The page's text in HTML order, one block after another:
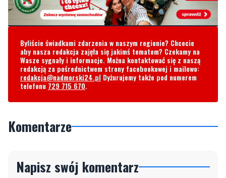
Byliście świadkami zdarzenia w naszym regionie? Chcecie
aby nasza redakcja zajęła się jakimś tematem? Czekamy na
Wasze sygnały i informacje. Można kontaktować się z naszą
redakcją za pośrednictwem strony facebookowej i mailowo:
redakcja@nadmorski24.pl Dyżurujemy także pod numerem
telefonu 729 715 670.
Komentarze
Napisz swój komentarz